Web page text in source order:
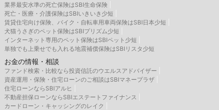
業界最安水準の死亡保険はSBI生命保険
死亡・医療・介護保険はSBIいきいき少短
賃貸住宅向け保険、バイク・自転車用車両保険はSBI日本少短
犬猫うさぎのペット保険はSBIプリズム少短
インターネット専用のペット保険はSBIペット少短
単独でも上乗せでも入れる地震補償保険はSBIリスタ少短
お金の情報・相談
ファンド検索・比較なら投資信託のウエルスアドバイザー
資産運用・保険・住宅ローンのご相談はSBIマネープラザ
住宅ローンならSBIアルヒ
不動産担保ローンならSBIエステートファイナンス
カードローン・キャッシングのレイク